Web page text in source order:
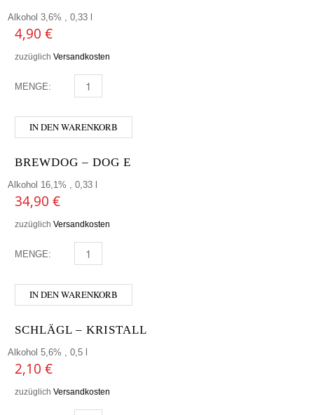
Alkohol 3,6% , 0,33 l
4,90 €
zuzüglich Versandkosten
MENGE: MONGOZO - COCONUT MENGE
IN DEN WARENKORB
BREWDOG – DOG E
Alkohol 16,1% , 0,33 l
34,90 €
zuzüglich Versandkosten
MENGE: BREWDOG - DOG E MENGE
IN DEN WARENKORB
SCHLÄGL – KRISTALL
Alkohol 5,6% , 0,5 l
2,10 €
zuzüglich Versandkosten